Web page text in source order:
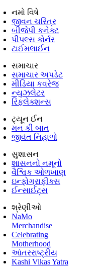
નમો વિષે
જીવન ચરિત્ર
બીજેપી કનેક્ટ
પીપલ્સ કોર્નર
ટાઈમલાઈન
સમાચાર
સમાચાર અપડેટ
મીડિયા કવરેજ
ન્યુઝલેટર
રિફ્લેક્શન્સ
ટ્યૂન ઈન
મન કી બાત
જીવંત નિહાળો
સુશાસન
શાસનનો નમૂનો
વૈશ્વિક ઓળખાણ
ઇન્ફોગ્રાફીક્સ
ઈન્સાઈટ્સ
શ્રેણીઓ
NaMo
Merchandise
Celebrating
Motherhood
આંતરરાષ્ટ્રીય
Kashi Vikas Yatra